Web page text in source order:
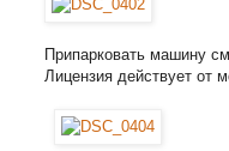
Припарковать машину
Лицензия действует от